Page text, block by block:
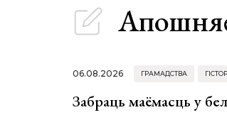
06.08.2026 ГРАМАДСТВА
Забраць маёмасць у